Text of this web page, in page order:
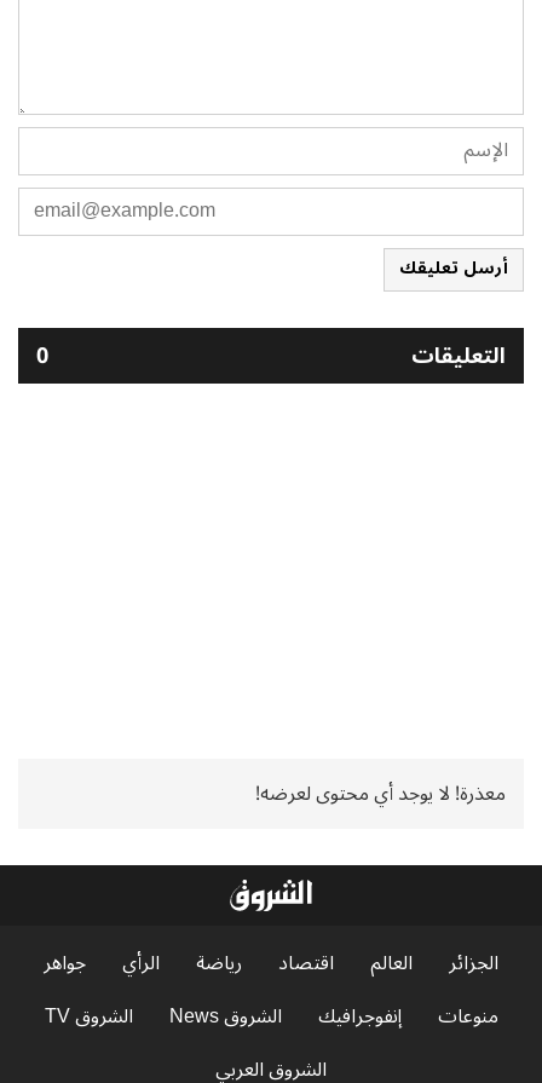
أرسل تعليقك
التعليقات 0
معذرة! لا يوجد أي محتوى لعرضه!
الجزائر العالم اقتصاد رياضة الرأي
جواهر
منوعات
إنفوجرافيك الشروق News
الشروق TV
الشروق العربي